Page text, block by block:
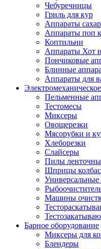
Чебуречницы
Гриль для кур
Аппараты
Аппараты поп
Коптильни
Аппараты Хот
Пончиковые
Блинные
Аппараты для
Пельменные
Тестомесы
Миксеры
Овощерезки
Мясорубки и
Хлеборезки
Слайсеры
Пилы
Шприцы
Машины
Барное оборудование
Миксеры для
Блендеры